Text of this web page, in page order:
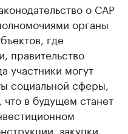
о САР
органы
где
правительство
участники могут
социальной сферы,
в будущем станет
закупки